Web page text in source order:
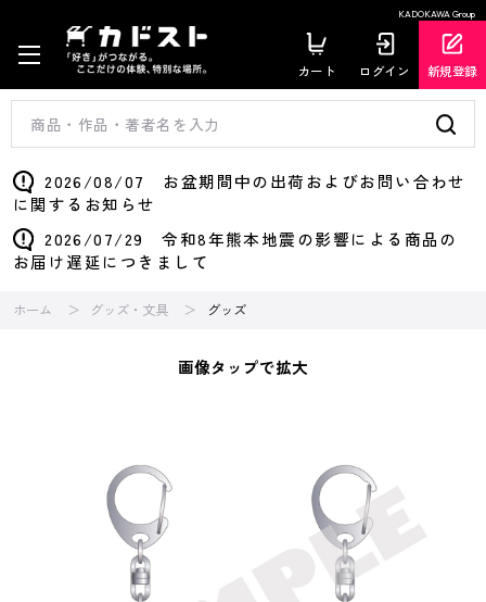
KADOKAWA Group
カート ログイン 新規登録
2026/08/07 お盆期間中の出荷およびお問い合わせ
に関するお知らせ
2026/07/29 令和8年熊本地震の影響による商品の
お届け遅延につきまして
ホーム グッズ・文具 グッズ
画像タップで拡大